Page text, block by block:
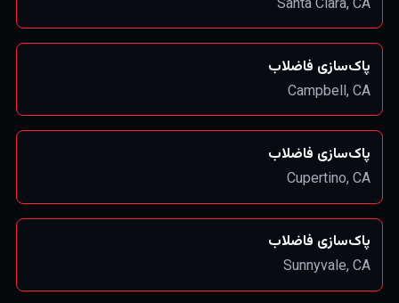
Santa Clara, CA
پاک‌سازی فاضلاب
Campbell, CA
پاک‌سازی فاضلاب
Cupertino, CA
پاک‌سازی فاضلاب
Sunnyvale, CA